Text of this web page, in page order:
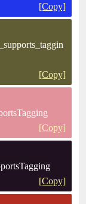
[Copy]
[Copy]
[Copy]
[Copy]